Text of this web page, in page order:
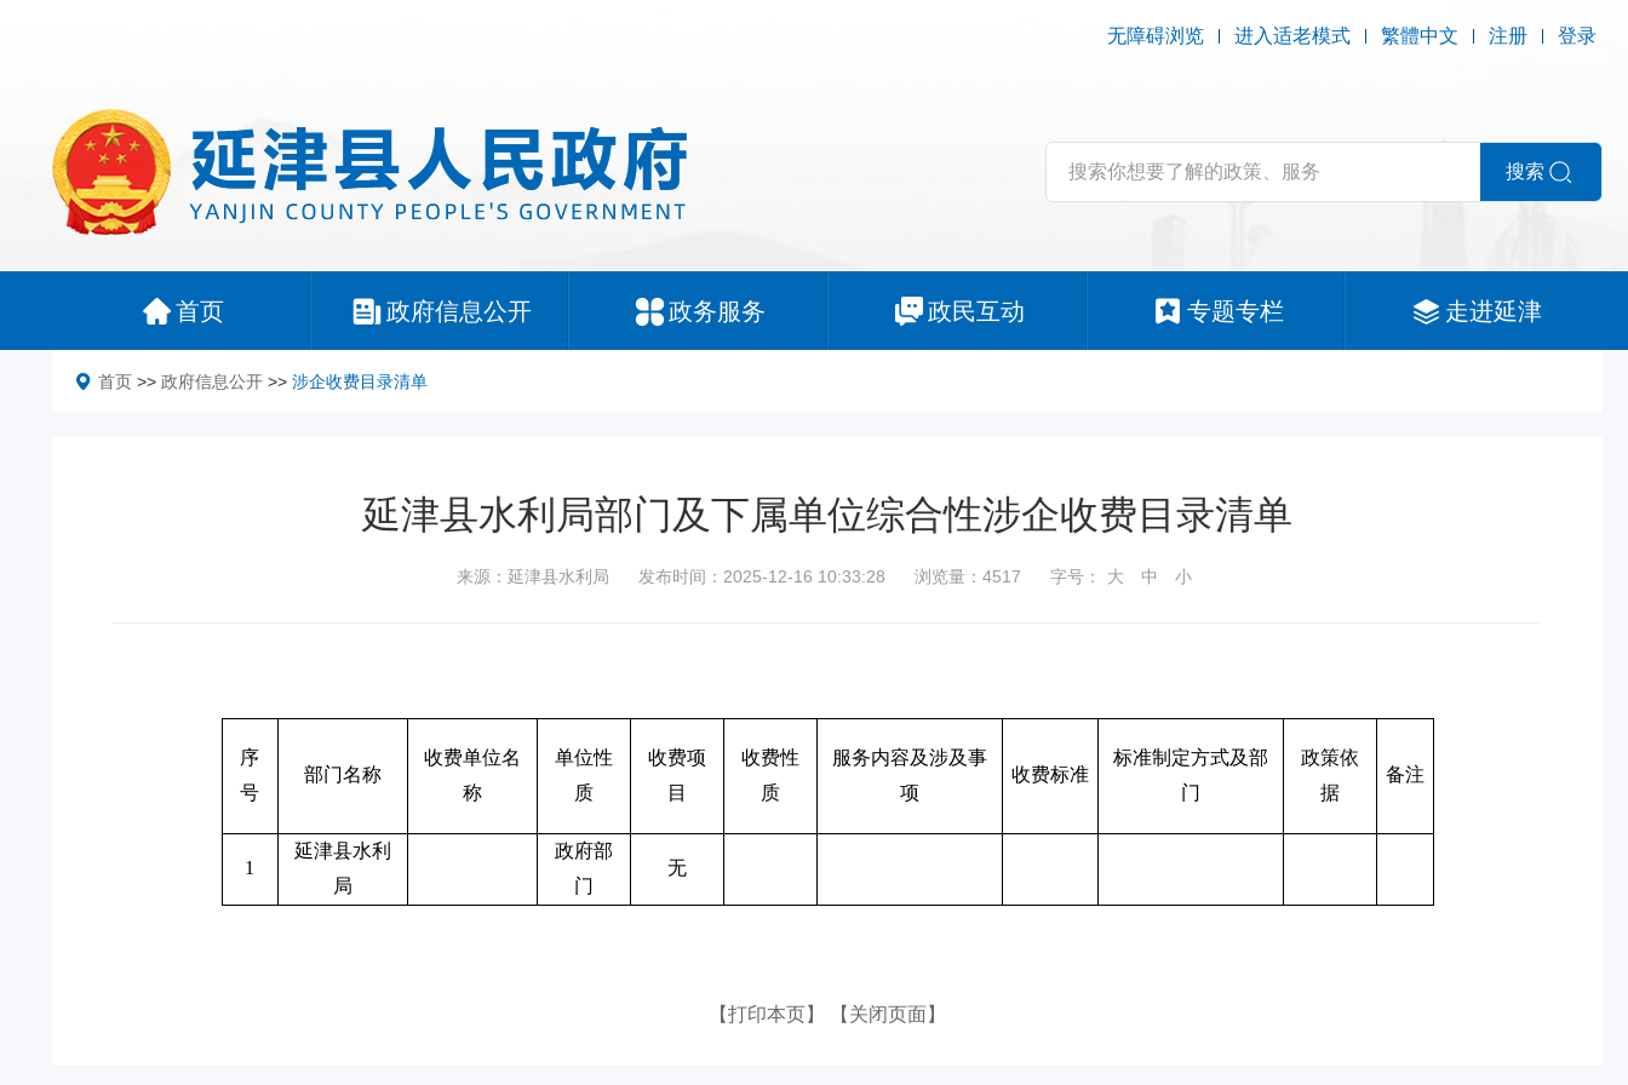
无障碍浏览 进入适老模式 繁體中文 注册 登录
搜索
首页 政府信息公开 政务服务 政民互动 专题专栏 走进延津
首页 >> 政府信息公开 >> 涉企收费目录清单
延津县水利局部门及下属单位综合性涉企收费目录清单
来源：延津县水利局 发布时间：2025-12-16 10:33:28 浏览量：4517 字号： 大 中 小
序
号
部门名称
收费单位名
称
单位性
质
收费项
目
收费性
质
服务内容及涉及事
项
收费标准
标准制定方式及部
门
政策依
据
备注
1
延津县水利
局
政府部
门
无
【打印本页】 【关闭页面】